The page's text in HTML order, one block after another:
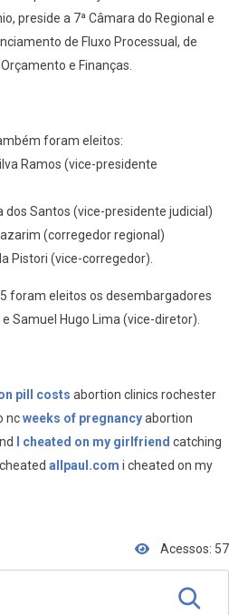
preside a 7ª Câmara do Regional e
de Fluxo Processual, de
e Finanças.
foram eleitos:
Ramos (vice-presidente
dos Santos (vice-presidente judicial)
(corregedor regional)
Pistori (vice-corregedor).
foram eleitos os desembargadores
Samuel Hugo Lima (vice-diretor).
pill costs abortion clinics rochester
ncweeks of pregnancyabortion
I cheated on my girlfriend catching
allpaul.com i cheated on my
Acessos: 57